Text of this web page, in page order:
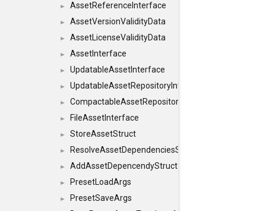
► AssetReferenceInterface
► AssetVersionValidityData
► AssetLicenseValidityData
► AssetInterface
► UpdatableAssetInterface
► UpdatableAssetRepositoryInterface
► CompactableAssetRepositoryInterface
► FileAssetInterface
► StoreAssetStruct
► ResolveAssetDependenciesStruct
► AddAssetDepencendyStruct
► PresetLoadArgs
►
PresetSaveArgs